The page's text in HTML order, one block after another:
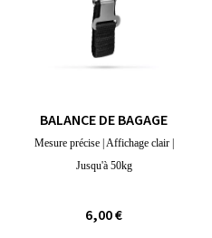
BALANCE DE BAGAGE
Mesure précise | Affichage clair |
Jusqu'à 50kg
6,00 €